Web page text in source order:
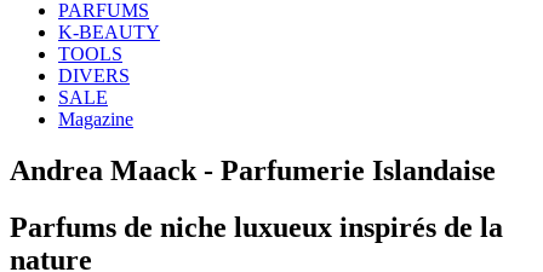
PARFUMS
K-BEAUTY
TOOLS
DIVERS
SALE
Magazine
Andrea Maack - Parfumerie Islandaise
Parfums de niche luxueux inspirés de la
nature